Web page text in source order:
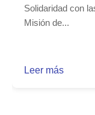
Solidaridad con
Misión de...
Leer más